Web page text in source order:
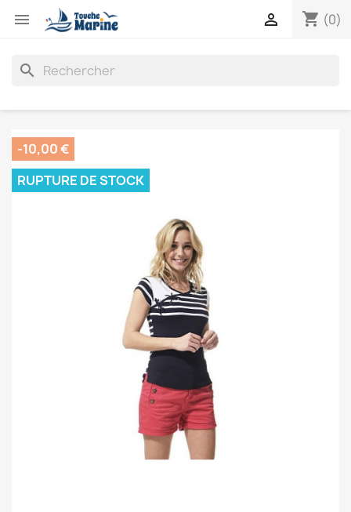
 shopping_cart (0)

search
-10,00 €
RUPTURE DE STOCK